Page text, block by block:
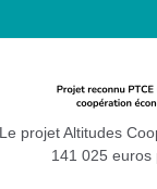
Le projet Altitudes
141 025 euros